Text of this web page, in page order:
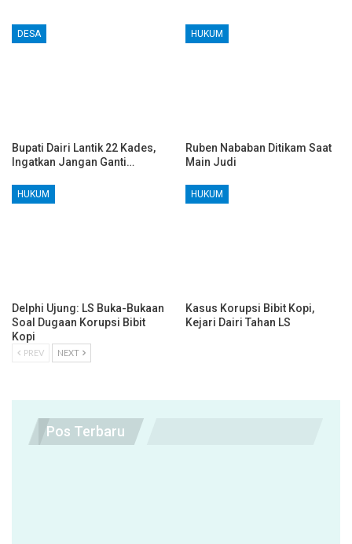
DESA
Bupati Dairi Lantik 22 Kades,
Ingatkan Jangan Ganti…
HUKUM
Ruben Nababan Ditikam Saat
Main Judi
HUKUM
Delphi Ujung: LS Buka-Bukaan
Soal Dugaan Korupsi Bibit
Kopi
HUKUM
Kasus Korupsi Bibit Kopi,
Kejari Dairi Tahan LS
PREV NEXT
Pos Terbaru